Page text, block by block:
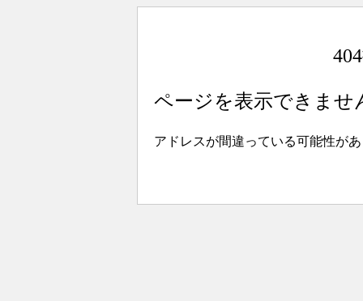
ページを表示できませ
アドレスが間違っている可能性が